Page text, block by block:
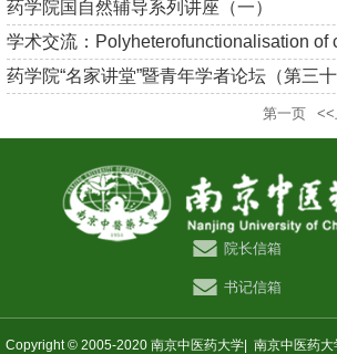
药学院国自然辅导系列讲座（一）
学术交流：Polyheterofunctionalisation of
药学院“名家讲堂”暨青年学者论坛（第三十
第一页 <<
院长信箱
书记信箱
Copyright © 2005-2020 南京中医药大学| 南京中医药